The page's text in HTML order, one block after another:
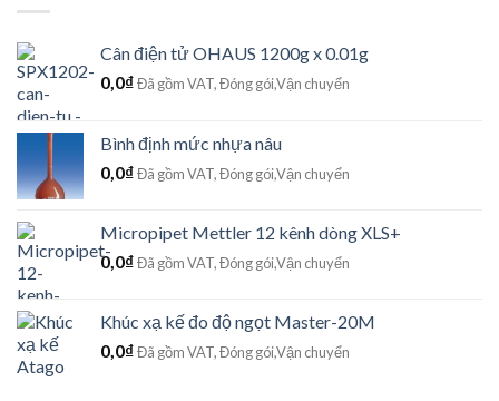
Cân điện tử OHAUS 1200g x 0.01g
0,0₫Đã gồm VAT, Đóng gói,Vận chuyển
Bình định mức nhựa nâu
0,0₫Đã gồm VAT, Đóng gói,Vận chuyển
Micropipet Mettler 12 kênh dòng XLS+
0,0₫Đã gồm VAT, Đóng gói,Vận chuyển
Khúc xạ kế đo độ ngọt Master-20M
0,0₫Đã gồm VAT, Đóng gói,Vận chuyển